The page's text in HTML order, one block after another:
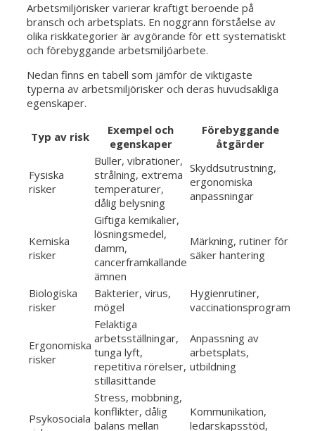
Arbetsmiljörisker varierar kraftigt beroende på
bransch och arbetsplats. En noggrann förståelse av
olika riskkategorier är avgörande för ett systematiskt
och förebyggande arbetsmiljöarbete.
Nedan finns en tabell som jämför de viktigaste
typerna av arbetsmiljörisker och deras huvudsakliga
egenskaper.
Typ av risk
Exempel och
egenskaper
Förebyggande
åtgärder
Fysiska
risker
Buller, vibrationer,
strålning, extrema
temperaturer,
dålig belysning
Skyddsutrustning,
ergonomiska
anpassningar
Kemiska
risker
Giftiga kemikalier,
lösningsmedel,
damm,
cancerframkallande
ämnen
Märkning, rutiner för
säker hantering
Biologiska
risker
Bakterier, virus,
mögel
Hygienrutiner,
vaccinationsprogram
Ergonomiska
risker
Felaktiga
arbetsställningar,
tunga lyft,
repetitiva rörelser,
stillasittande
Anpassning av
arbetsplats,
utbildning
Psykosociala
Stress, mobbning,
konflikter, dålig
balans mellan
Kommunikation,
ledarskapsstöd,